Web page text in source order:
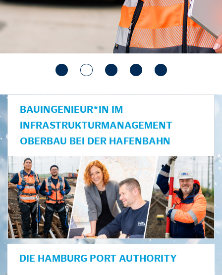
BAUINGENIEUR*IN IM
INFRASTRUKTURMANAGEMENT
OBERBAU BEI DER HAFENBAHN
DIE HAMBURG PORT AUTHORITY